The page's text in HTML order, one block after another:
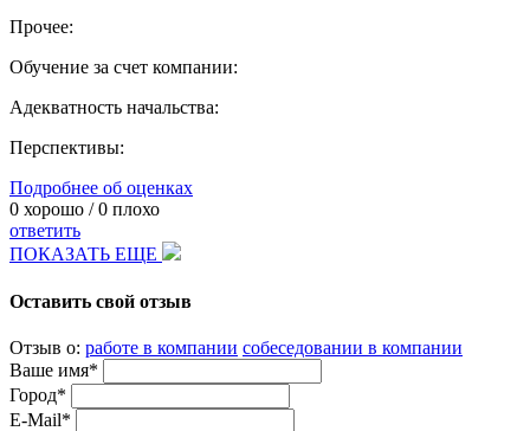
Прочее:
Обучение за счет компании:
Адекватность начальства:
Перспективы:
Подробнее об оценках
0 хорошо /0 плохо
ответить
ПОКАЗАТЬ ЕЩЕ
Оставить свой отзыв
Отзыв о: работе в компании собеседовании в компании
Ваше имя*
Город*
E-Mail*